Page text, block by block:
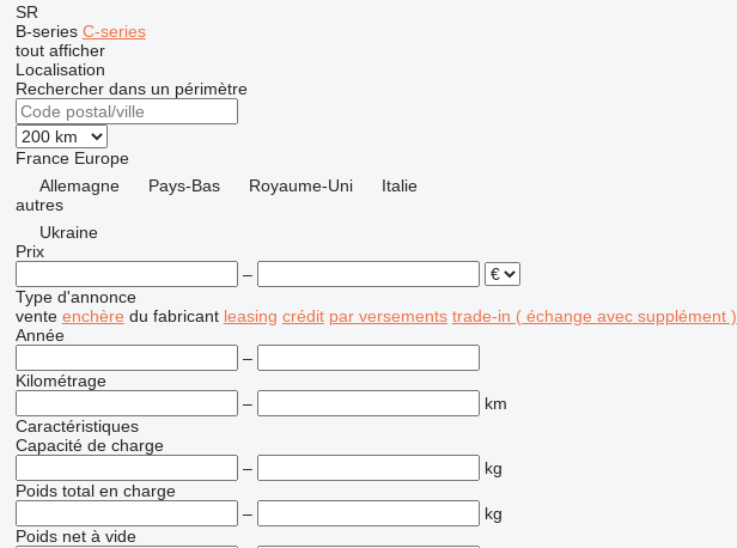
SR
B-series C-series
tout afficher
Localisation
Rechercher dans un périmètre
France Europe
Allemagne
Pays-Bas Royaume-Uni
Italie
autres
Ukraine
Prix
–
Type d'annonce
vente enchère du fabricant leasing crédit par versements trade-in ( échange avec supplément )
Année
–
Kilométrage
–
km
Caractéristiques
Capacité de charge
–
kg
Poids total en charge
–
kg
Poids net à vide